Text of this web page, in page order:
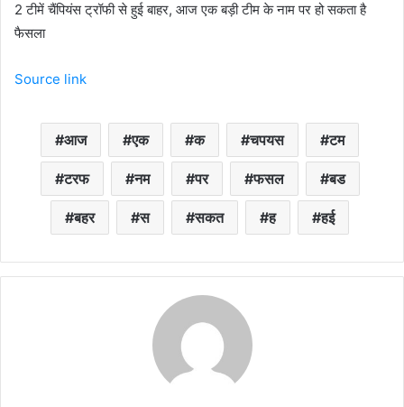
2 टीमें चैंपियंस ट्रॉफी से हुई बाहर, आज एक बड़ी टीम के नाम पर हो सकता है
फैसला
Source link
आज एक क चपयस टम
टरफ नम पर फसल बड
बहर स सकत ह हई